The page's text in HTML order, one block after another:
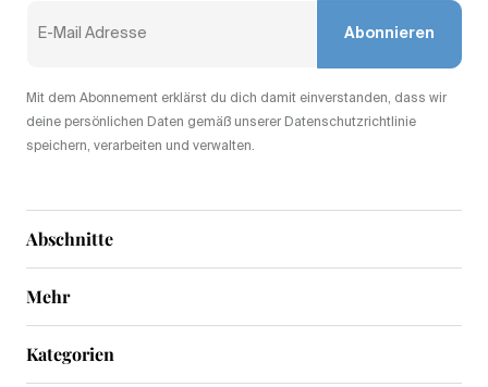
Abschnitte
Mehr
Abonnieren
Mit dem Abonnement erklärst du dich damit einverstanden, dass wir
deine persönlichen Daten gemäß unserer Datenschutzrichtlinie
speichern, verarbeiten und verwalten.
Kategorien